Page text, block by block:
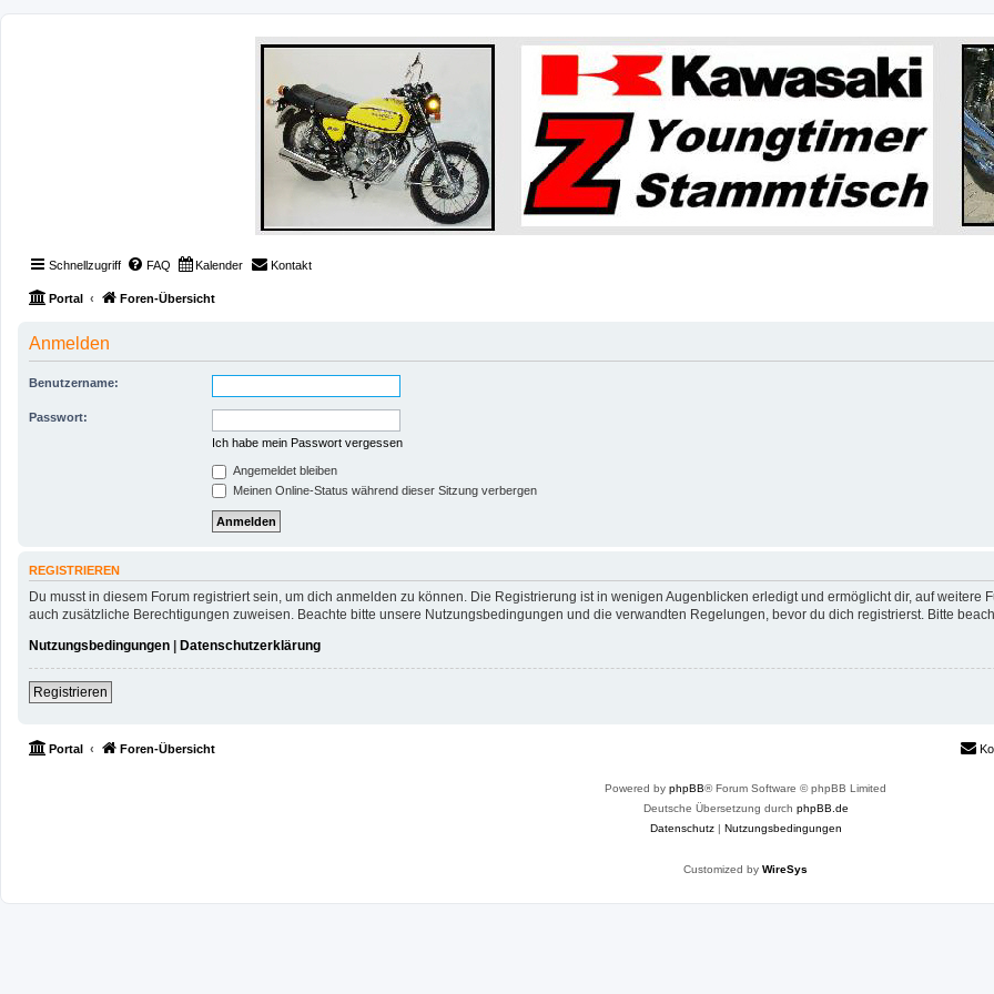
Schnellzugriff FAQ Kalender Kontakt
Portal Foren-Übersicht
Anmelden
Benutzername:
Passwort:
Ich habe mein Passwort vergessen
Angemeldet bleiben
Meinen Online-Status während dieser Sitzung verbergen
REGISTRIEREN
Du musst in diesem Forum registriert sein, um dich anmelden zu können. Die Registrierung ist in wenigen Augenblicken erledigt und ermöglicht dir, auf
auch zusätzliche Berechtigungen zuweisen. Beachte bitte unsere Nutzungsbedingungen und die verwandten Regelungen, bevor du dich registrierst. Bitte
Nutzungsbedingungen | Datenschutzerklärung
Registrieren
Portal Foren-Übersicht
Powered by phpBB® Forum Software © phpBB Limited
Deutsche Übersetzung durch phpBB.de
Datenschutz| Nutzungsbedingungen
Customized by WireSys